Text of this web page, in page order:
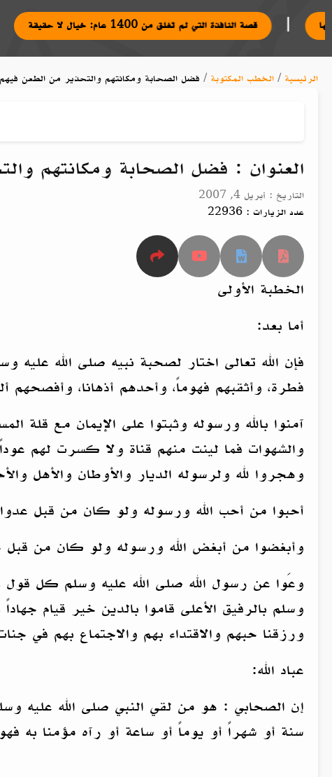
قصة النافذة التي لم تغلق من 1400 عام: خيال لا حقيقة | وبعض آدابها
الرئيسية / الخطب المكتوبة / فضل الصحابة ومكانتهم والتحذير من الطعن فيهم
العنوان : فضل الصحابة ومكانتهم
التاريخ : أبريل 4, 2007
عدد الزيارات : 22936
الخطبة الأولى
أما بعد:
فإن الله تعالى اختار لصحبة نبيه صلى الله
فطرة، وأثقبهم فهوماً، وأحدهم أذهانا،
آمنوا بالله ورسوله وثبتوا على الإيمان مع قلة
والشهوات فما لينت منهم قناة ولا كسرت لهم
وهجروا لله ولرسوله الديار والأوطان والأهل
أحبوا من أحب الله ورسوله ولو كان من قبل
وأبغضوا من أبغض الله ورسوله ولو كان من قبل
وعَوا عن رسول الله صلى الله عليه وسلم كل قول
وسلم بالرفيق الأعلى قاموا بالدين خير قيام
ورزقنا حبهم والاقتداء بهم والاجتماع بهم في
عباد الله:
إن الصحابي : هو من لقي النبي صلى الله عليه
سنة أو شهراً أو يوماً أو ساعة أو رآه مؤمنا به